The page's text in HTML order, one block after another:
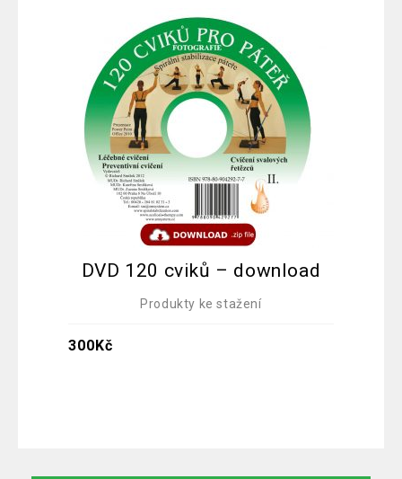
DVD 120 cviků – download
Produkty ke stažení
300Kč